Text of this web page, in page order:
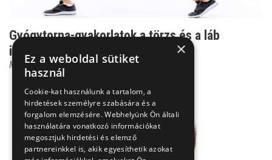
Gyógytorna-gyakorlatok a törzs és a láb
izmainak fejlesztésé...
Moldvay Ildikó
×
Ez a weboldal sütiket
használ
Cookie-kat használunk a tartalom, a
hirdetések személyre szabására és a
forgalom elemzésére. Webhelyünk Ön általi
használatára vonatkozó információkat
megosztjuk hirdetési és elemző
partnereinkkel is, akik egyesíthetik azokat